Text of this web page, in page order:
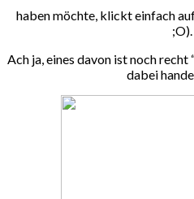
haben möchte, klickt einfach
;O).
Ach ja, eines davon ist noch recht
dabei